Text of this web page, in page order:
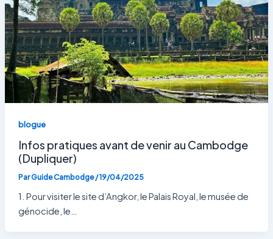
blogue
Infos pratiques avant de venir au Cambodge
(Dupliquer)
ParGuide Cambodge/19/04/2025
1. Pour visiter le site d’Angkor, le Palais Royal, le musée de
génocide, le…